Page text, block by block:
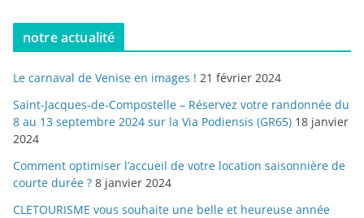
notre actualité
Le carnaval de Venise en images ! 21 février 2024
Saint-Jacques-de-Compostelle – Réservez votre randonnée du
8 au 13 septembre 2024 sur la Via Podiensis (GR65) 18 janvier
2024
Comment optimiser l’accueil de votre location saisonnière de
courte durée ? 8 janvier 2024
CLETOURISME vous souhaite une belle et heureuse année